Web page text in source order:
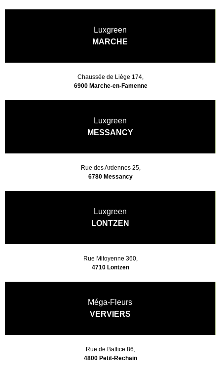
Luxgreen
MARCHE
Chaussée de Liège 174,
6900 Marche-en-Famenne
Luxgreen
MESSANCY
Rue des Ardennes 25,
6780 Messancy
Luxgreen
LONTZEN
Rue Mitoyenne 360,
4710 Lontzen
Méga-Fleurs
VERVIERS
Rue de Battice 86,
4800 Petit-Rechain